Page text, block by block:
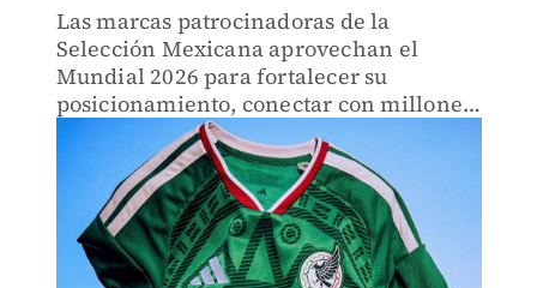
Las marcas patrocinadoras de la
Selección Mexicana aprovechan el
Mundial 2026 para fortalecer su
posicionamiento, conectar con millones
de aficionados y generar oportunidades
de negocio.